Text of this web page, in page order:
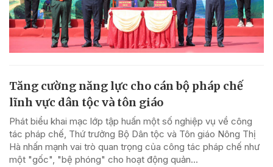
Tăng cường năng lực cho cán bộ pháp chế
lĩnh vực dân tộc và tôn giáo
Phát biểu khai mạc lớp tập huấn một số nghiệp vụ về công
tác pháp chế, Thứ trưởng Bộ Dân tộc và Tôn giáo Nông Thị
Hà nhấn mạnh vai trò quan trọng của công tác pháp chế như
một "gốc", "bệ phóng" cho hoạt động quản...